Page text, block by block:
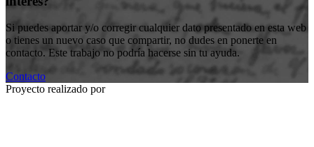
Si puedes aportar y/o corregir cualquier dato presentado en esta web
o tienes un nuevo caso que compartir, no dudes en ponerte en
contacto. Este trabajo no podría hacerse sin tu ayuda.
Contacto
Proyecto realizado por